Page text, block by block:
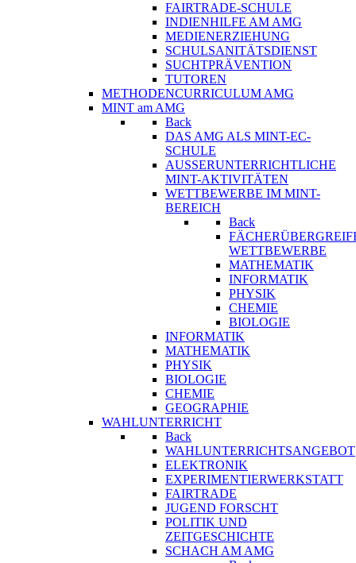
FAIRTRADE-SCHULE
INDIENHILFE AM AMG
MEDIENERZIEHUNG
SCHULSANITÄTSDIENST
SUCHTPRÄVENTION
TUTOREN
METHODENCURRICULUM AMG
MINT am AMG
Back
DAS AMG ALS MINT-EC-
SCHULE
AUSSERUNTERRICHTLICHE
MINT-AKTIVITÄTEN
WETTBEWERBE IM MINT-
BEREICH
Back
WETTBEWERBE
MATHEMATIK
INFORMATIK
PHYSIK
CHEMIE
BIOLOGIE
INFORMATIK
MATHEMATIK
PHYSIK
BIOLOGIE
CHEMIE
GEOGRAPHIE
WAHLUNTERRICHT
Back
WAHLUNTERRICHTSANGEBOT
ELEKTRONIK
EXPERIMENTIERWERKSTATT
FAIRTRADE
JUGEND FORSCHT
POLITIK UND
ZEITGESCHICHTE
SCHACH AM AMG